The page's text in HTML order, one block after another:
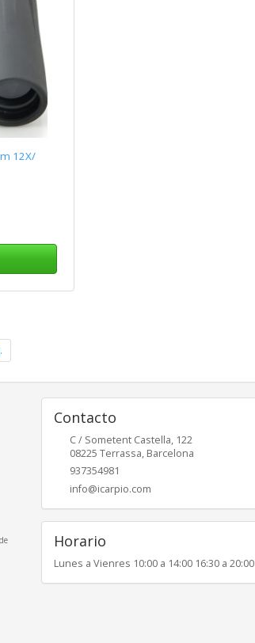
12X/
Contacto
C / Sometent Castella, 122
08225 Terrassa, Barcelona
937354981
info@icarpio.com
Horario
Lunes a Vienres 10:00 a 14:00 16:30 a 20:00